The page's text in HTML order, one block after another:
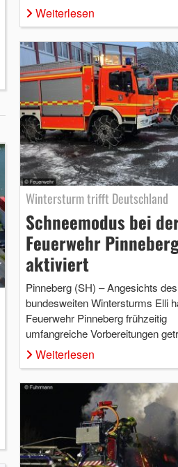
Weiterlesen
Wintersturm trifft Deutschland
Schneemodus bei
Feuerwehr
aktiviert
Pinneberg (SH) – Angesichts des
bundesweiten Wintersturms Elli
Feuerwehr Pinneberg frühzeitig
umfangreiche Vorbereitungen
Weiterlesen